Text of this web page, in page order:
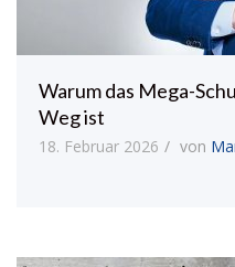
Warum das Mega-
Weg ist
18. Februar 2026 von